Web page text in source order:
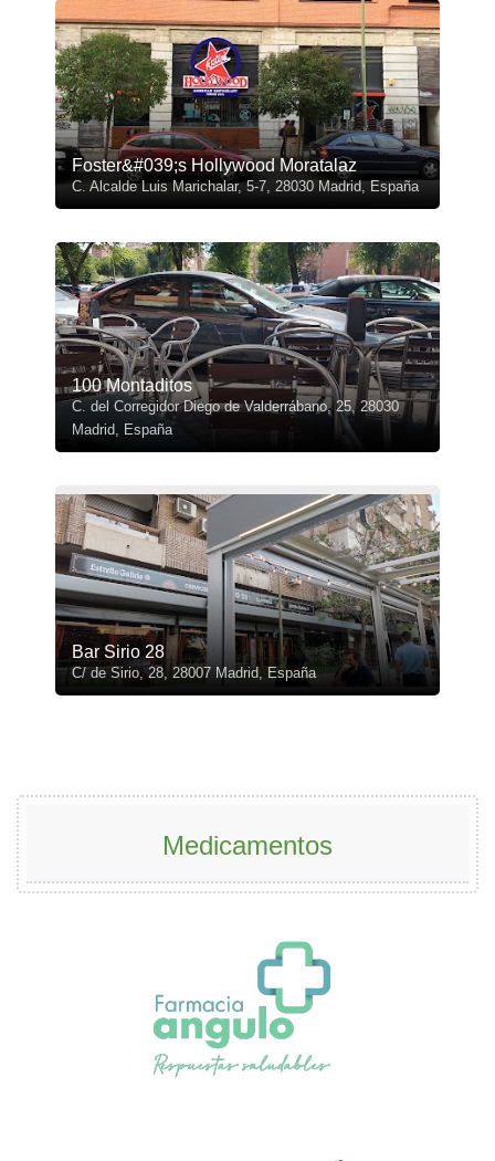
Foster&#039;s Hollywood Moratalaz
C. Alcalde Luis Marichalar, 5-7, 28030 Madrid, España
100 Montaditos
C. del Corregidor Diego de Valderrábano, 25, 28030
Madrid, España
Bar Sirio 28
C/ de Sirio, 28, 28007 Madrid, España
Medicamentos